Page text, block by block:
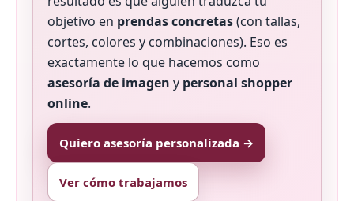
objetivo en prendas concretas(con tallas,
cortes, colores y combinaciones). Eso es
exactamente lo que hacemos como
asesoría de imagen y personal shopper
online.
Quiero asesoría personalizada →
Ver cómo trabajamos